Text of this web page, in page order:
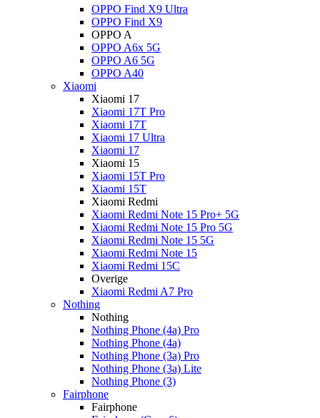
OPPO Find X9 Ultra
OPPO Find X9
OPPO A
OPPO A6x 5G
OPPO A6 5G
OPPO A40
Xiaomi
Xiaomi 17
Xiaomi 17T Pro
Xiaomi 17T
Xiaomi 17 Ultra
Xiaomi 17
Xiaomi 15
Xiaomi 15T Pro
Xiaomi 15T
Xiaomi Redmi
Xiaomi Redmi Note 15 Pro+ 5G
Xiaomi Redmi Note 15 Pro 5G
Xiaomi Redmi Note 15 5G
Xiaomi Redmi Note 15
Xiaomi Redmi 15C
Overige
Xiaomi Redmi A7 Pro
Nothing
Nothing
Nothing Phone (4a) Pro
Nothing Phone (4a)
Nothing Phone (3a) Pro
Nothing Phone (3a) Lite
Nothing Phone (3)
Fairphone
Fairphone